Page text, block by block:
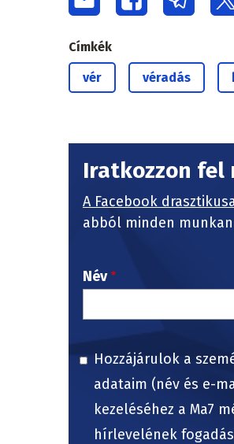
Címkék
vér véradás
Iratkozzon fel
A Facebook
abból minden
Név
Hozzájárulok a
adataim (név és e-
kezeléséhez a Ma7
hírlevelének